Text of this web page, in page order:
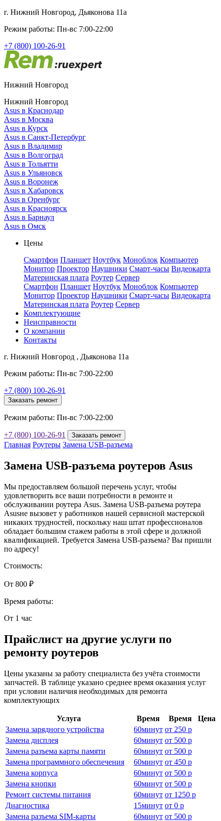
г. Нижний Новгород, Дьяконова 11а
Режим работы: Пн-вс 7:00-22:00
+7 (800) 100-26-91
Нижний Новгород
Нижний Новгород
Asus в Краснодар
Asus в Москва
Asus в Курск
Asus в Санкт-Петербург
Asus в Владимир
Asus в Волгоград
Asus в Тольятти
Asus в Ульяновск
Asus в Воронеж
Asus в Хабаровск
Asus в Оренбург
Asus в Красноярск
Asus в Барнаул
Asus в Омск
Цены
Смартфон Планшет Ноутбук Моноблок Компьютер
Монитор Проектор Наушники Смарт-часы Видеокарта
Материнская плата Роутер Сервер
Смартфон Планшет Ноутбук Моноблок Компьютер
Монитор Проектор Наушники Смарт-часы Видеокарта
Материнская плата Роутер Сервер
Комплектующие
Неисправности
О компании
Контакты
г. Нижний Новгород , Дьяконова 11а
Режим работы: Пн-вс 7:00-22:00
+7 (800) 100-26-91
Заказать ремонт
Режим работы: Пн-вс 7:00-22:00
+7 (800) 100-26-91 Заказать ремонт
Главная Роутеры Замена USB-разъема
Замена USB-разъема роутеров Asus
Мы предоставляем большой перечень услуг, чтобы
удовлетворить все ваши потребности в ремонте и
обслуживании роутера Asus. Замена USB-разъема роутера
Asusне вызовет у работников нашей сервисной мастерской
никаких трудностей, поскольку наш штат профессионалов
обладает большим стажем работы в этой сфере и должной
квалификацией. Требуется Замена USB-разъема? Вы пришли
по адресу!
Стоимость:
От 800 ₽
Время работы:
От 1 час
Прайслист на другие услуги по
ремонту роутеров
Цены указаны за работу специалиста без учёта стоимости
запчастей. В таблице указано среднее время оказания услуг
при условии наличия необходимых для ремонта
комплектующих
Услуга Время Время
Цена
Замена зарядного устройства
60минут от 250 р
Замена дисплея
60минут от 500 р
Замена разъема карты памяти
60минут от 500 р
Замена программного обеспечения
60минут от 450 р
Замена корпуса
60минут от 500 р
Замена кнопки
60минут от 500 р
Ремонт системы питания
60минут от 1250 р
Диагностика
15минут от 0 р
Замена разъема SIM-карты
60минут от 500 р